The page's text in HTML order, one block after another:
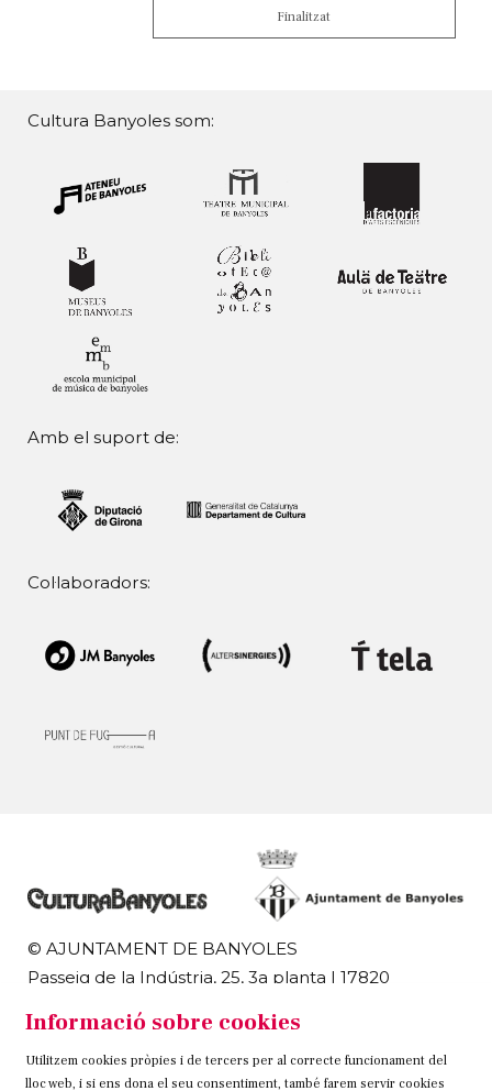
Finalitzat
Cultura Banyoles som:
Amb el suport de:
Col·laboradors:
© AJUNTAMENT DE BANYOLES
Passeig de la Indústria, 25, 3a planta | 17820
972 58 18 48 | 972 57 00 50
Sitemap Avís Legal Ús de Cookies Contacteu
Informació sobre cookies
Utilitzem cookies pròpies i de tercers per al correcte funcionament del
lloc web, i si ens dona el seu consentiment, també farem servir cookies